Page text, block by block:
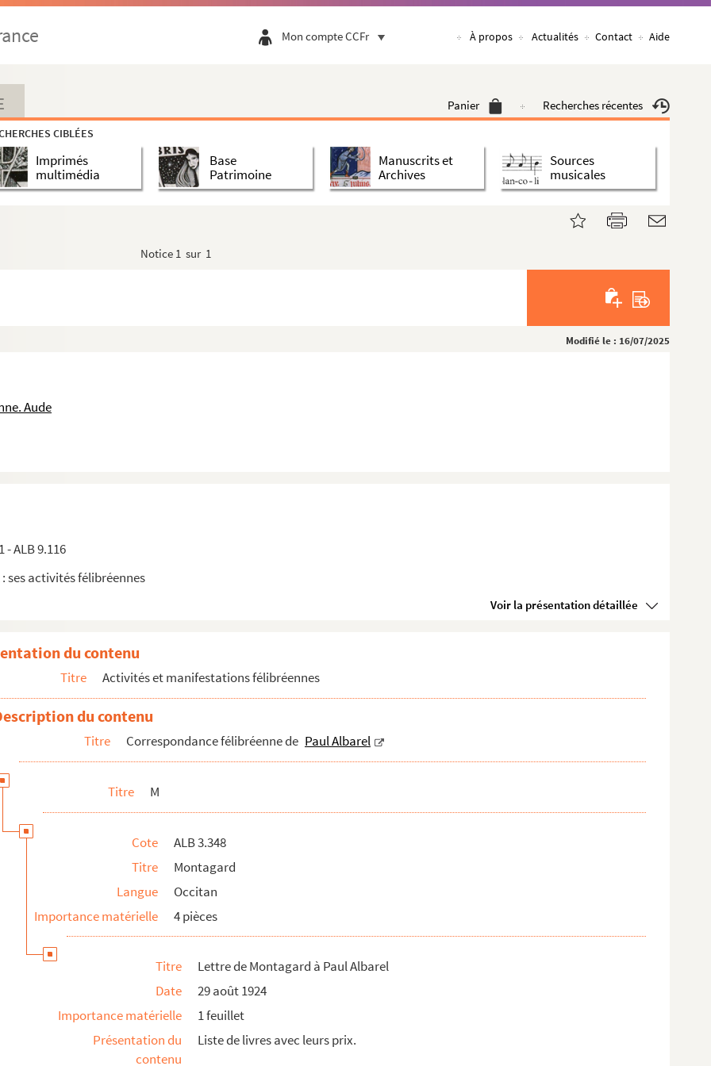
Mon compte CCFr À propos Actualités Contact Aide
Panier Recherches récentes
CIBLÉES
Imprimés
multimédia
Base
Patrimoine
Manuscrits et
Archives
Sources
musicales
Notice 1 sur 1
Modifié le : 16/07/2025
Aude
- ALB 9.116
ses activités félibréennes
Voir la présentation détaillée
à Paul Albarel
du contenu
Titre Activités et manifestations félibréennes
du contenu
Titre Correspondance félibréenne de Paul Albarel
Titre M
Cote
ALB 3.348
Titre
Montagard
Langue
Occitan
Importance matérielle
4 pièces
Titre
Lettre de Montagard à Paul Albarel
Date
29 août 1924
Importance matérielle
1 feuillet
Présentation du
contenu
Liste de livres avec leurs prix.